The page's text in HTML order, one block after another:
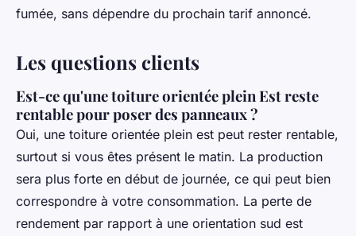
fumée, sans dépendre du prochain tarif annoncé.
Les questions clients
Est-ce qu'une toiture orientée plein Est reste
rentable pour poser des panneaux ?
Oui, une toiture orientée plein est peut rester rentable,
surtout si vous êtes présent le matin. La production
sera plus forte en début de journée, ce qui peut bien
correspondre à votre consommation. La perte de
rendement par rapport à une orientation sud est